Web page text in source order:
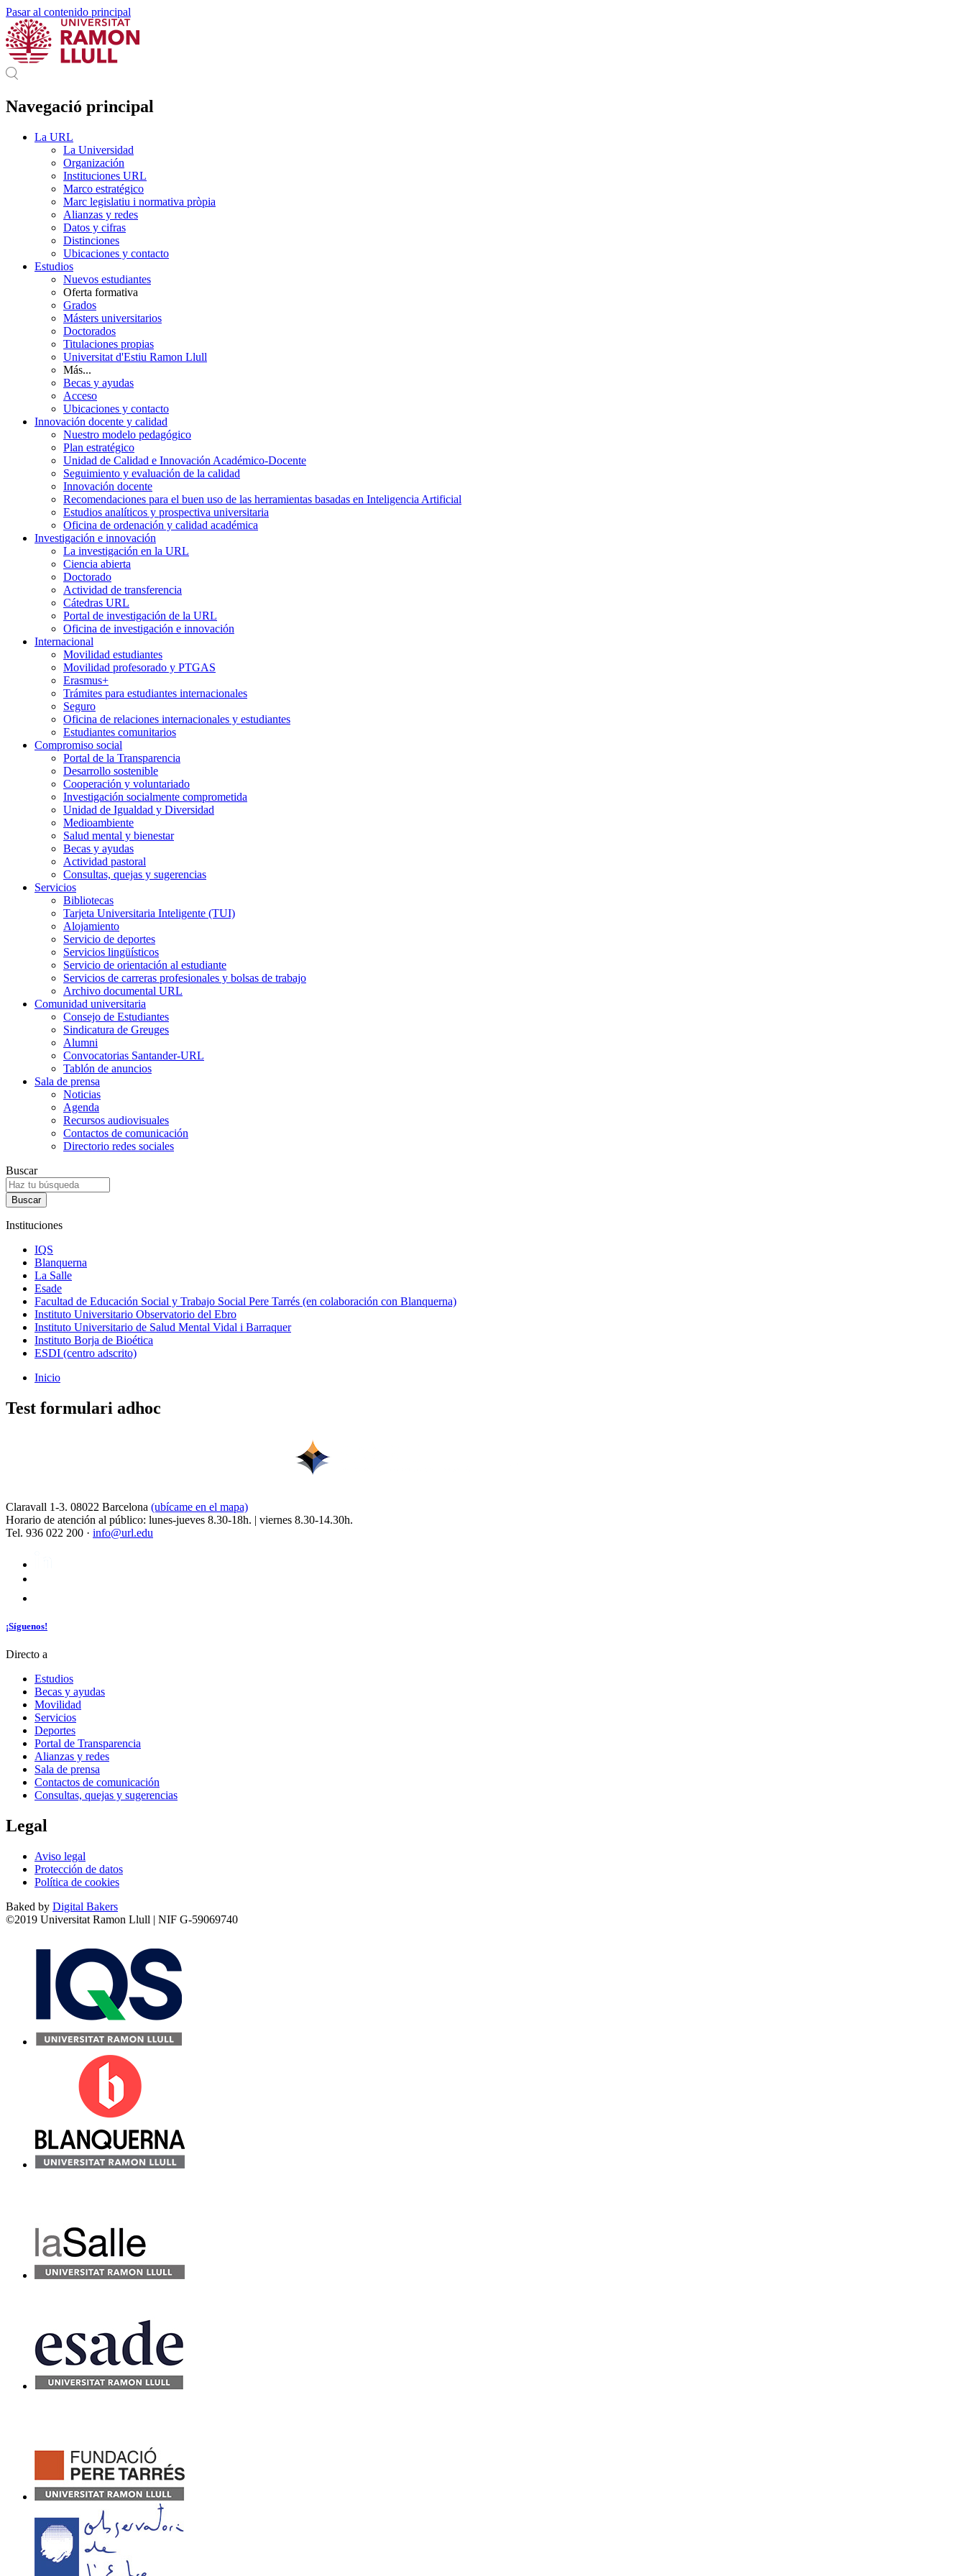
Pasar al contenido principal
Navegació principal
La URL
La Universidad
Organización
Instituciones URL
Marco estratégico
Marc legislatiu i normativa pròpia
Alianzas y redes
Datos y cifras
Distinciones
Ubicaciones y contacto
Estudios
Nuevos estudiantes
Oferta formativa
Grados
Másters universitarios
Doctorados
Titulaciones propias
Universitat d'Estiu Ramon Llull
Más...
Becas y ayudas
Acceso
Ubicaciones y contacto
Innovación docente y calidad
Nuestro modelo pedagógico
Plan estratégico
Unidad de Calidad e Innovación Académico-Docente
Seguimiento y evaluación de la calidad
Innovación docente
Recomendaciones para el buen uso de las herramientas basadas en Inteligencia Artificial
Estudios analíticos y prospectiva universitaria
Oficina de ordenación y calidad académica
Investigación e innovación
La investigación en la URL
Ciencia abierta
Doctorado
Actividad de transferencia
Cátedras URL
Portal de investigación de la URL
Oficina de investigación e innovación
Internacional
Movilidad estudiantes
Movilidad profesorado y PTGAS
Erasmus+
Trámites para estudiantes internacionales
Seguro
Oficina de relaciones internacionales y estudiantes
Estudiantes comunitarios
Compromiso social
Portal de la Transparencia
Desarrollo sostenible
Cooperación y voluntariado
Investigación socialmente comprometida
Unidad de Igualdad y Diversidad
Medioambiente
Salud mental y bienestar
Becas y ayudas
Actividad pastoral
Consultas, quejas y sugerencias
Servicios
Bibliotecas
Tarjeta Universitaria Inteligente (TUI)
Alojamiento
Servicio de deportes
Servicios lingüísticos
Servicio de orientación al estudiante
Servicios de carreras profesionales y bolsas de trabajo
Archivo documental URL
Comunidad universitaria
Consejo de Estudiantes
Sindicatura de Greuges
Alumni
Convocatorias Santander-URL
Tablón de anuncios
Sala de prensa
Noticias
Agenda
Recursos audiovisuales
Contactos de comunicación
Directorio redes sociales
Buscar
Instituciones
IQS
Blanquerna
La Salle
Esade
Facultad de Educación Social y Trabajo Social Pere Tarrés (en colaboración con Blanquerna)
Instituto Universitario Observatorio del Ebro
Instituto Universitario de Salud Mental Vidal i Barraquer
Instituto Borja de Bioética
ESDI (centro adscrito)
Inicio
Test formulari adhoc
Claravall 1-3. 08022 Barcelona (ubícame en el mapa)
Horario de atención al público: lunes-jueves 8.30-18h. | viernes 8.30-14.30h.
Tel. 936 022 200 · info@url.edu
¡Síguenos!
Directo a
Estudios
Becas y ayudas
Movilidad
Servicios
Deportes
Portal de Transparencia
Alianzas y redes
Sala de prensa
Contactos de comunicación
Consultas, quejas y sugerencias
Legal
Aviso legal
Protección de datos
Política de cookies
Baked by Digital Bakers
©2019 Universitat Ramon Llull | NIF G-59069740